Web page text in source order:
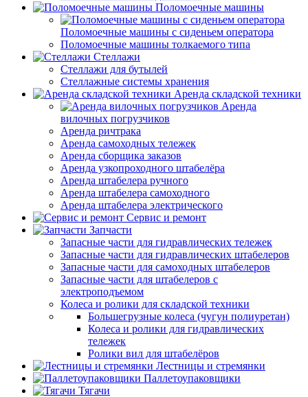
Поломоечные машины
Поломоечные машины с сиденьем оператора
Поломоечные машины толкаемого типа
Стеллажи
Стеллажи для бутылей
Стеллажные системы хранения
Аренда складской техники
Аренда
вилочных погрузчиков
Аренда ричтрака
Аренда самоходных тележек
Аренда сборщика заказов
Аренда узкопроходного штабелёра
Аренда штабелера ручного
Аренда штабелера самоходного
Аренда штабелера электрического
Сервис и ремонт
Запчасти
Запасные части для гидравлических тележек
Запасные части для гидравлических штабелеров
Запасные части для самоходных штабелеров
Запасные части для штабелеров с
электроподъемом
Колеса и ролики для складской техники
Большегрузные колеса (чугун полиуретан)
Колеса и ролики для гидравлических
тележек
Ролики вил для штабелёров
Лестницы и стремянки
Паллетоупаковщики
Тягачи